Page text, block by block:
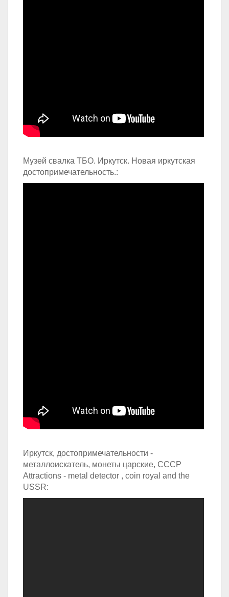
Музей свалка ТБО. Иркутск. Новая иркутская
достопримечательность.:
Иркутск, достопримечательности -
металлоискатель, монеты царские, СССР
Attractions - metal detector , coin royal and the
USSR: